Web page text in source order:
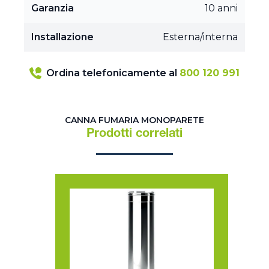
Garanzia 10 anni
Installazione Esterna/interna
Ordina telefonicamente al 800 120 991
CANNA FUMARIA MONOPARETE
Prodotti correlati